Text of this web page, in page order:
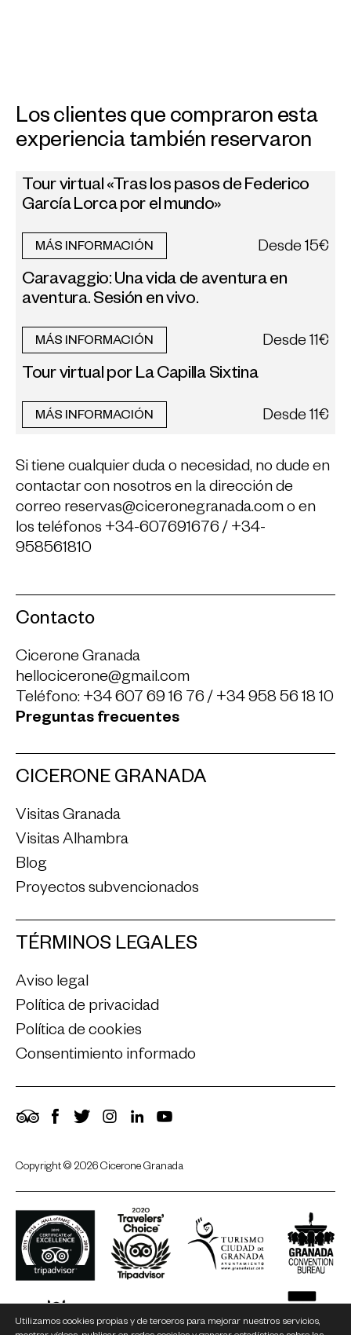
Los clientes que compraron esta
experiencia también reservaron
Tour virtual «Tras los pasos de Federico
García Lorca por el mundo»
MÁS INFORMACIÓN Desde 15€
Caravaggio: Una vida de aventura en
aventura. Sesión en vivo.
MÁS INFORMACIÓN Desde 11€
Tour virtual por La Capilla Sixtina
MÁS INFORMACIÓN Desde 11€
Si tiene cualquier duda o necesidad, no dude en
contactar con nosotros en la dirección de
correo reservas@ciceronegranada.como en
los teléfonos +34-607691676 / +34-
958561810
Contacto
Cicerone Granada
hellocicerone@gmail.com
Teléfono: +34 607 69 16 76/ +34 958 56 18 10
Preguntas frecuentes
CICERONE GRANADA
Visitas Granada
Visitas Alhambra
Blog
Proyectos subvencionados
TÉRMINOS LEGALES
Aviso legal
Política de privacidad
Política de cookies
Consentimiento informado
TripAdvisor
Facebook
TwitterInstagram
LinkedIn
Copyright © 2026 Cicerone Granada
Utilizamos cookies propias y de terceros para mejorar nuestros servicios,